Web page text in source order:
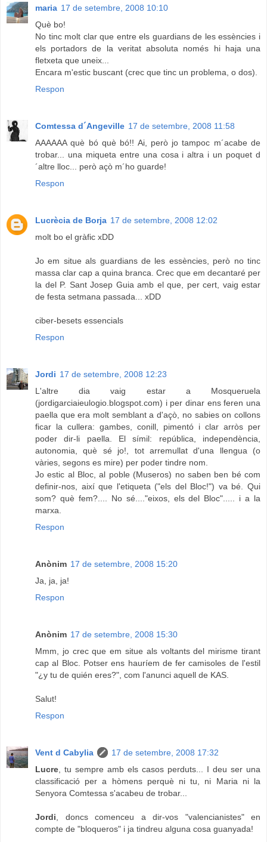
maria 17 de setembre, 2008 10:10
Què bo!
No tinc molt clar que entre els guardians de les essències i
els portadors de la veritat absoluta només hi haja una
fletxeta que uneix...
Encara m'estic buscant (crec que tinc un problema, o dos).
Respon
Comtessa d´Angeville 17 de setembre, 2008 11:58
AAAAAA què bó què bó!! Ai, però jo tampoc m´acabe de
trobar... una miqueta entre una cosa i altra i un poquet d
´altre lloc... però açò m´ho guarde!
Respon
Lucrècia de Borja 17 de setembre, 2008 12:02
molt bo el gràfic xDD
Jo em situe als guardians de les essències, però no tinc
massa clar cap a quina branca. Crec que em decantaré per
la del P. Sant Josep Guia amb el que, per cert, vaig estar
de festa setmana passada... xDD
ciber-besets essencials
Respon
Jordi 17 de setembre, 2008 12:23
L'altre dia vaig estar a Mosqueruela
(jordigarciaieulogio.blogspot.com) i per dinar ens feren una
paella que era molt semblant a d'açò, no sabies on collons
ficar la cullera: gambes, conill, pimentó i clar arròs per
poder dir-li paella. El símil: república, independència,
autonomia, què sé jo!, tot arremullat d'una llengua (o
vàries, segons es mire) per poder tindre nom.
Jo estic al Bloc, al poble (Museros) no saben ben bé com
definir-nos, així que l'etiqueta ("els del Bloc!") va bé. Qui
som? què fem?.... No sé...."eixos, els del Bloc"..... i a la
marxa.
Respon
Anònim 17 de setembre, 2008 15:20
Ja, ja, ja!
Respon
Anònim 17 de setembre, 2008 15:30
Mmm, jo crec que em situe als voltants del mirisme tirant
cap al Bloc. Potser ens hauríem de fer camisoles de l'estil
"¿y tu de quién eres?", com l'anunci aquell de KAS.
Salut!
Respon
Vent d Cabylia
17 de setembre, 2008 17:32
Lucre , tu sempre amb els casos perduts... I deu ser una
classificació per a hòmens perquè ni tu, ni Maria ni la
Senyora Comtessa s'acabeu de trobar...
Jordi , doncs comenceu a dir-vos "valencianistes" en
compte de "bloqueros" i ja tindreu alguna cosa guanyada!